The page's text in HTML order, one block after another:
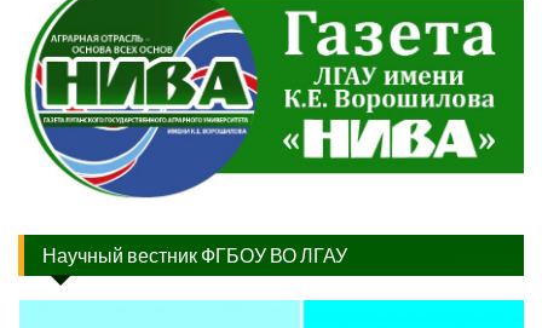
Научный вестник ФГБОУ ВО ЛГАУ